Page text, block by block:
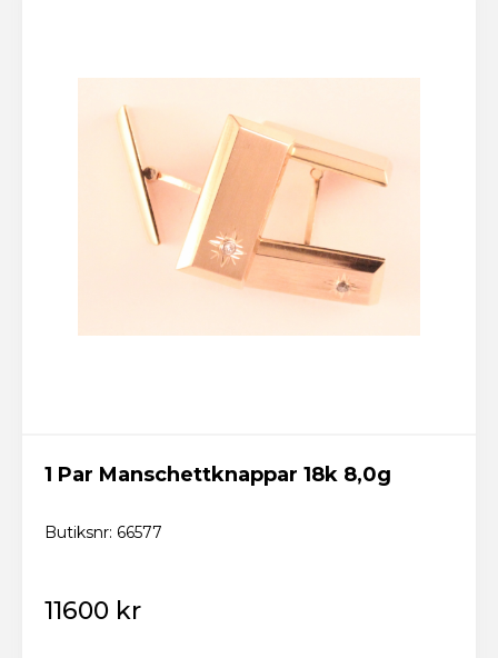
1 Par Manschettknappar 18k 8,0g
Butiksnr: 66577
11600 kr